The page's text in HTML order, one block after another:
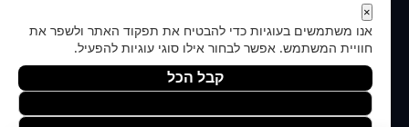
📌 נטוורקינג וקשרים עסקיים
📌 חדשות כלכלה ועסקים
© 2026 — כל הזכויות
×
אנו משתמשים בעוגיות כדי להבטיח את תפקוד האתר ולשפר את
חוויית המשתמש. אפשר לבחור אילו סוגי עוגיות להפעיל.
קבל הכל